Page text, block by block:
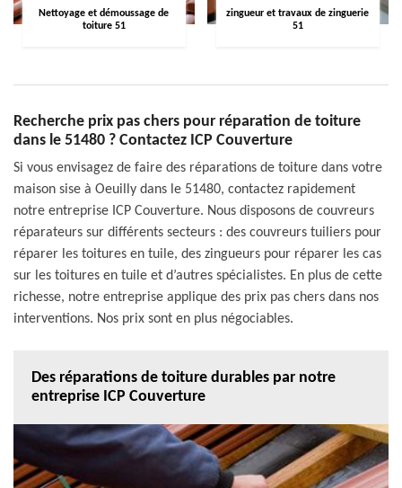
Nettoyage et démoussage de
toiture 51
zingueur et travaux de zinguerie
51
Recherche prix pas chers pour réparation de toiture
dans le 51480 ? Contactez ICP Couverture
Si vous envisagez de faire des réparations de toiture dans votre
maison sise à Oeuilly dans le 51480, contactez rapidement
notre entreprise ICP Couverture. Nous disposons de couvreurs
réparateurs sur différents secteurs : des couvreurs tuiliers pour
réparer les toitures en tuile, des zingueurs pour réparer les cas
sur les toitures en tuile et d’autres spécialistes. En plus de cette
richesse, notre entreprise applique des prix pas chers dans nos
interventions. Nos prix sont en plus négociables.
Des réparations de toiture durables par notre
entreprise ICP Couverture